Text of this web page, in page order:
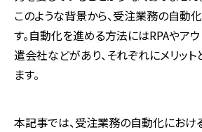
このような背景から、受注業務の自動
す。自動化を進める方法にはRPAやアウ
遣会社などがあり、それぞれにメリット
ます。
本記事では、受注業務の自動化におけ